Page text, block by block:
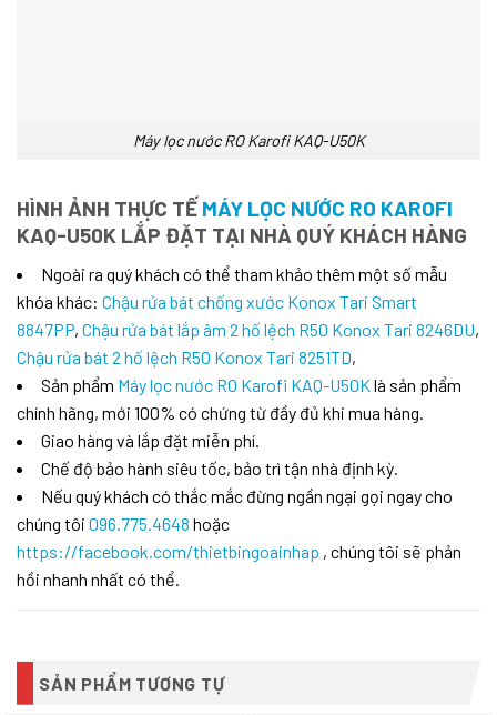
Máy lọc nước RO Karofi KAQ-U50K
HÌNH ẢNH THỰC TẾ MÁY LỌC NƯỚC RO KAROFI
KAQ-U50K LẮP ĐẶT TẠI NHÀ QUÝ KHÁCH HÀNG
Ngoài ra quý khách có thể tham khảo thêm một số mẫu
khóa khác: Chậu rửa bát chống xước Konox Tari Smart
8847PP, Chậu rửa bát lắp âm 2 hố lệch R50 Konox Tari 8246DU,
Chậu rửa bát 2 hố lệch R50 Konox Tari 8251TD,
Sản phẩm Máy lọc nước RO Karofi KAQ-U50Klà sản phẩm
chính hãng, mới 100% có chứng từ đầy đủ khi mua hàng.
Giao hàng và lắp đặt miễn phí.
Chế độ bảo hành siêu tốc, bảo trì tận nhà định kỳ.
Nếu quý khách có thắc mắc đừng ngần ngại gọi ngay cho
chúng tôi 096.775.4648 hoặc
https://facebook.com/thietbingoainhap , chúng tôi sẽ phản
hồi nhanh nhất có thể.
SẢN PHẨM TƯƠNG TỰ